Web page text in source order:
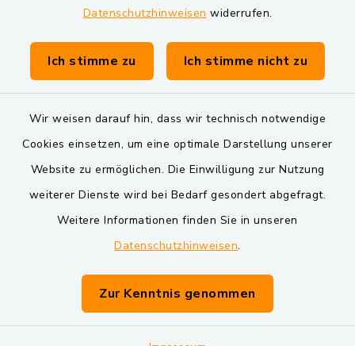
Datenschutzhinweisen widerrufen.
Ich stimme zu Ich stimme nicht zu
Wir weisen darauf hin, dass wir technisch notwendige
Cookies einsetzen, um eine optimale Darstellung unserer
Website zu ermöglichen. Die Einwilligung zur Nutzung
weiterer Dienste wird bei Bedarf gesondert abgefragt.
Weitere Informationen finden Sie in unseren
Datenschutzhinweisen.
Zur Kenntnis genommen
Gemeinde Schwarzach bei Nabburg
Verwaltungsgemeinschaft Schwarzenfeld
Barrierefreiheit
Impressum